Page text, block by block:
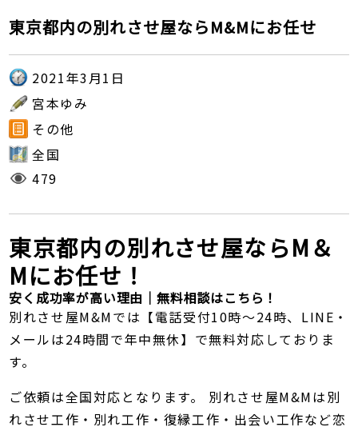
東京都内の別れさせ屋ならM&Mにお任せ
2021年3月1日
宮本ゆみ
その他
全国
479
東京都内の別れさせ屋ならM＆
Mにお任せ！
安く成功率が高い理由｜無料相談はこちら！
別れさせ屋M&Mでは【電話受付10時～24時、LINE・
メールは24時間で年中無休】で無料対応しておりま
す。
ご依頼は全国対応となります。 別れさせ屋M&Mは別
れさせ工作・別れ工作・復縁工作・出会い工作など恋